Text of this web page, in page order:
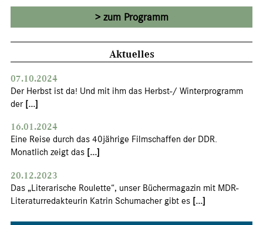
zum Programm
Aktuelles
07.10.2024
Der Herbst ist da! Und mit ihm das Herbst-/ Winterprogramm
der [...]
16.01.2024
Eine Reise durch das 40jährige Filmschaffen der DDR.
Monatlich zeigt das [...]
20.12.2023
Das „Literarische Roulette“, unser Büchermagazin mit MDR-
Literaturredakteurin Katrin Schumacher gibt es [...]